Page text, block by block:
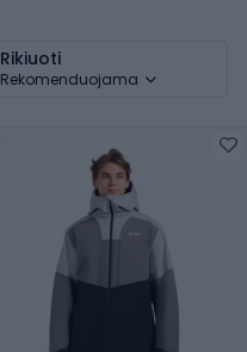
Rikiuoti
Rekomenduojama